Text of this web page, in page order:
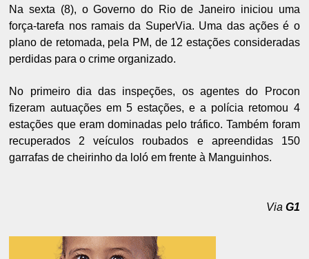
Na sexta (8), o Governo do Rio de Janeiro iniciou uma
força-tarefa nos ramais da SuperVia. Uma das ações é o
plano de retomada, pela PM, de 12 estações consideradas
perdidas para o crime organizado.
No primeiro dia das inspeções, os agentes do Procon
fizeram autuações em 5 estações, e a polícia retomou 4
estações que eram dominadas pelo tráfico. Também foram
recuperados 2 veículos roubados e apreendidas 150
garrafas de cheirinho da loló em frente à Manguinhos.
Via G1